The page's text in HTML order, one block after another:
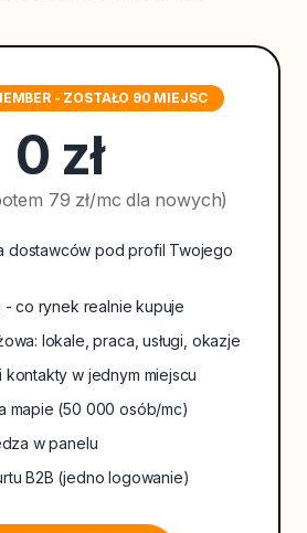
- ZOSTAŁO 90 MIEJSC
0 zł
79 zł/mc dla nowych)
dostawców pod profil Twojego
- co rynek realnie kupuje
lokale, praca, usługi, okazje
kontakty w jednym miejscu
mapie (50 000 osób/mc)
w panelu
B2B (jedno logowanie)